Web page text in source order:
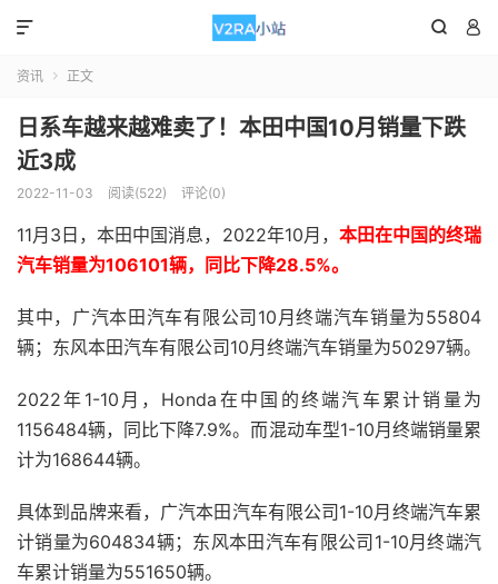
 

资讯  正文
日系车越来越难卖了！本田中国10月销量下跌
近3成
2022-11-03 阅读(522) 评论(0)
11月3日，本田中国消息，2022年10月， 本田在中国的终瑞
汽车销量为106101辆，同比下降28.5%。
其中，广汽本田汽车有限公司10月终端汽车销量为55804
辆；东风本田汽车有限公司10月终端汽车销量为50297辆。
2022年1-10月，Honda在中国的终端汽车累计销量为
1156484辆，同比下降7.9%。而混动车型1-10月终端销量累
计为168644辆。
具体到品牌来看，广汽本田汽车有限公司1-10月终端汽车累
计销量为604834辆；东风本田汽车有限公司1-10月终端汽
车累计销量为551650辆。